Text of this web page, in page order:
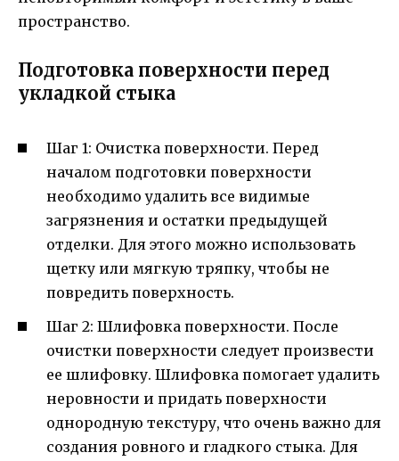
пространство.
Подготовка поверхности перед
укладкой стыка
Шаг 1: Очистка поверхности. Перед
началом подготовки поверхности
необходимо удалить все видимые
загрязнения и остатки предыдущей
отделки. Для этого можно использовать
щетку или мягкую тряпку, чтобы не
повредить поверхность.
Шаг 2: Шлифовка поверхности. После
очистки поверхности следует произвести
ее шлифовку. Шлифовка помогает удалить
неровности и придать поверхности
однородную текстуру, что очень важно для
создания ровного и гладкого стыка. Для